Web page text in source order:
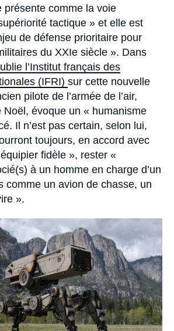
présente comme la voie
tactique » et elle est
de défense prioritaire pour
du XXIe siècle ». Dans
l’Institut français des
(IFRI) sur cette nouvelle
pilote de l’armée de l’air,
Noël, évoque un « humanisme
. Il n’est pas certain, selon lui,
toujours, en accord avec
fidèle », rester «
à un homme en charge d’un
comme un avion de chasse, un
».